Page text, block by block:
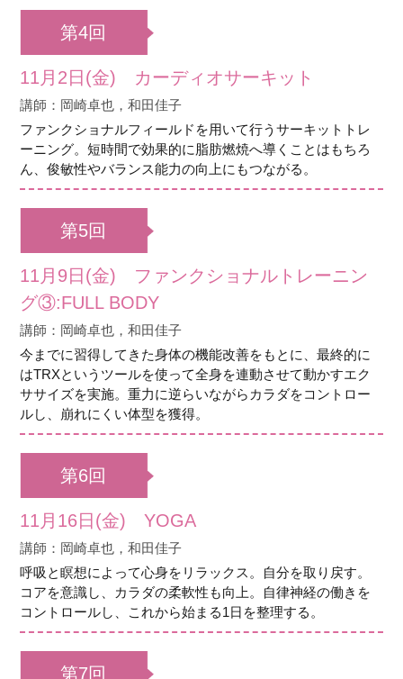
第4回
11月2日(金) カーディオサーキット
講師：岡崎卓也，和田佳子
ファンクショナルフィールドを用いて行うサーキットトレ
ーニング。短時間で効果的に脂肪燃焼へ導くことはもちろ
ん、俊敏性やバランス能力の向上にもつながる。
第5回
11月9日(金) ファンクショナルトレーニン
グ③:FULL BODY
講師：岡崎卓也，和田佳子
今までに習得してきた身体の機能改善をもとに、最終的に
はTRXというツールを使って全身を連動させて動かすエク
ササイズを実施。重力に逆らいながらカラダをコントロー
ルし、崩れにくい体型を獲得。
第6回
11月16日(金) YOGA
講師：岡崎卓也，和田佳子
呼吸と瞑想によって心身をリラックス。自分を取り戻す。
コアを意識し、カラダの柔軟性も向上。自律神経の働きを
コントロールし、これから始まる1日を整理する。
第7回